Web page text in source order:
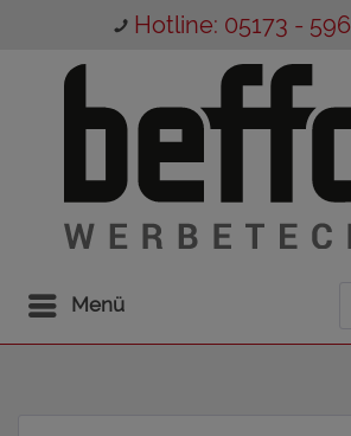
Hotline: 05173 -
Menü